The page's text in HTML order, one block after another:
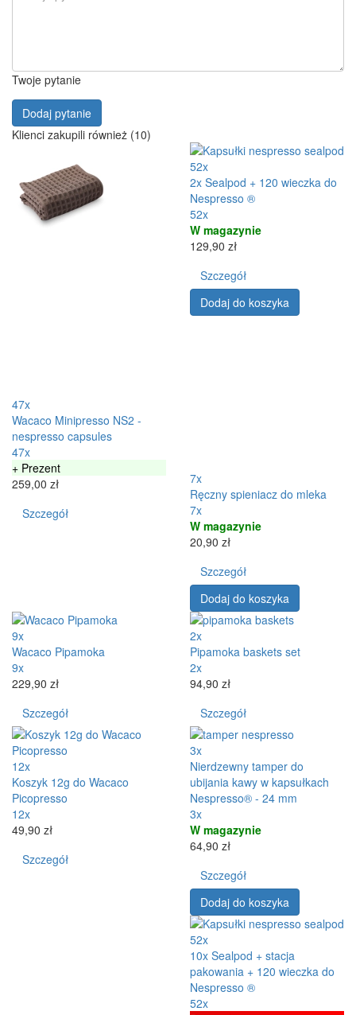
Twoje pytanie
Dodaj pytanie
Klienci zakupili również (10)
47x
Wacaco Minipresso NS2 -
nespresso capsules
47x
+ Prezent
259,00 zł
Szczegół
52x
2x Sealpod + 120 wieczka do
Nespresso ®
52x
W magazynie
129,90 zł
Szczegół
Dodaj do koszyka
7x
Ręczny spieniacz do mleka
7x
W magazynie
20,90 zł
Szczegół
Dodaj do koszyka
9x
Wacaco Pipamoka
9x
229,90 zł
Szczegół
2x
Pipamoka baskets set
2x
94,90 zł
Szczegół
12x
Koszyk 12g do Wacaco
Picopresso
12x
49,90 zł
Szczegół
3x
Nierdzewny tamper do
ubijania kawy w kapsułkach
Nespresso® - 24 mm
3x
W magazynie
64,90 zł
Szczegół
Dodaj do koszyka
52x
10x Sealpod + stacja
pakowania + 120 wieczka do
Nespresso ®
52x